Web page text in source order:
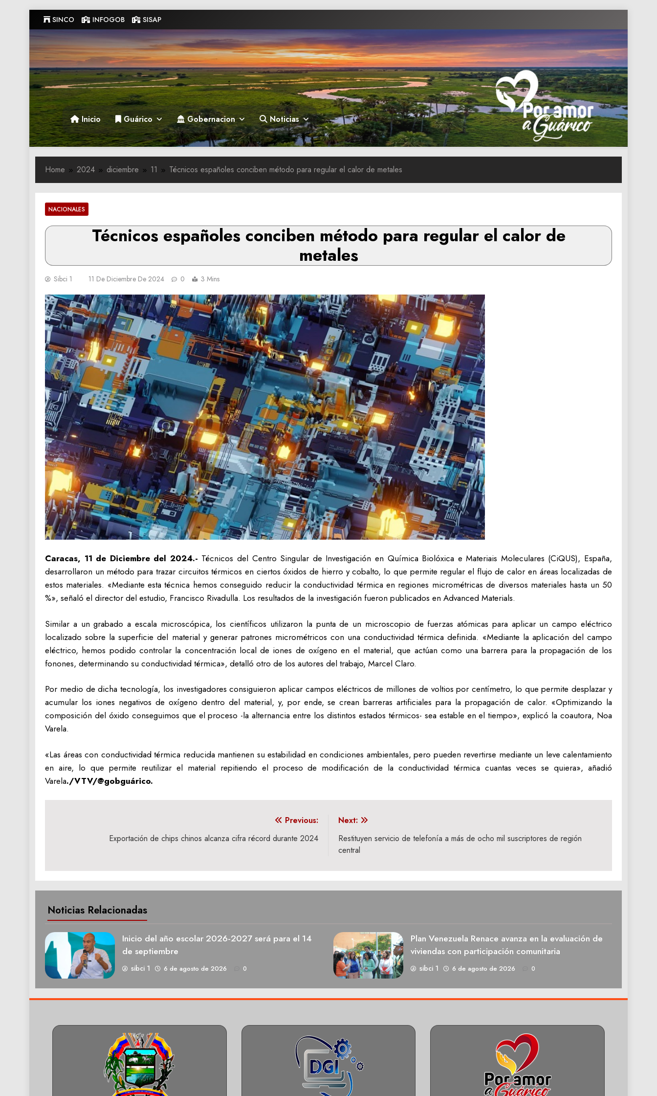
to
content
SINCO INFOGOB SISAP
Gobernacion de Guarico
Gobernacion de Guarico
Inicio Guárico Gobernacion Noticias
Home 2024 diciembre 11 Técnicos españoles conciben método para regular el calor de metales
NACIONALES
Técnicos españoles conciben método para regular el calor de
metales
Sibci 1 11 De Diciembre De 2024 0 3 Mins
Caracas, 11 de Diciembre del 2024.- Técnicos del Centro Singular de Investigación en Química Biolóxica e Materiais Moleculares (CiQUS), España,
desarrollaron un método para trazar circuitos térmicos en ciertos óxidos de hierro y cobalto, lo que permite regular el flujo de calor en áreas localizadas de
estos materiales. «Mediante esta técnica hemos conseguido reducir la conductividad térmica en regiones micrométricas de diversos materiales hasta un 50
%», señaló el director del estudio, Francisco Rivadulla. Los resultados de la investigación fueron publicados en Advanced Materials.
Similar a un grabado a escala microscópica, los científicos utilizaron la punta de un microscopio de fuerzas atómicas para aplicar un campo eléctrico
localizado sobre la superficie del material y generar patrones micrométricos con una conductividad térmica definida. «Mediante la aplicación del campo
eléctrico, hemos podido controlar la concentración local de iones de oxígeno en el material, que actúan como una barrera para la propagación de los
fonones, determinando su conductividad térmica», detalló otro de los autores del trabajo, Marcel Claro.
Por medio de dicha tecnología, los investigadores consiguieron aplicar campos eléctricos de millones de voltios por centímetro, lo que permite desplazar y
acumular los iones negativos de oxígeno dentro del material, y, por ende, se crean barreras artificiales para la propagación de calor. «Optimizando la
composición del óxido conseguimos que el proceso -la alternancia entre los distintos estados térmicos- sea estable en el tiempo», explicó la coautora, Noa
Varela.
«Las áreas con conductividad térmica reducida mantienen su estabilidad en condiciones ambientales, pero pueden revertirse mediante un leve calentamiento
en aire, lo que permite reutilizar el material repitiendo el proceso de modificación de la conductividad térmica cuantas veces se quiera», añadió
Varela./VTV/@gobguárico.
Previous:
Exportación de chips chinos alcanza cifra récord durante 2024
Next:
Restituyen servicio de telefonía a más de ocho mil suscriptores de región
central
Noticias Relacionadas
Inicio del año escolar 2026-2027 será para el 14
de septiembre
sibci 1 6 de agosto de 2026 0
Plan Venezuela Renace avanza en la evaluación de
viviendas con participación comunitaria
sibci 1 6 de agosto de 2026 0